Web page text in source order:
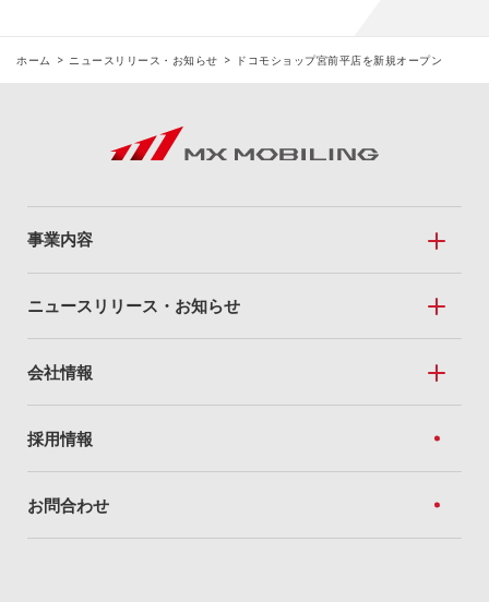
ホーム ニュースリリース・お知らせ ドコモショップ宮前平店を新規オープン
事業内容
事業内容トップ
Mobile Sales
私たちのドコモショップ
For Business
法人向けソリューション
ニュースリリース・お知らせ
ニュースリリース・お知らせトップ
ニュースリリース
トピック
お知らせ
会社情報
会社情報トップ
経営方針
企業理念
採用情報
お問合わせ